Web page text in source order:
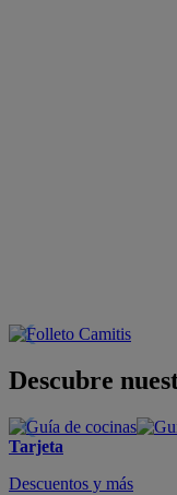
Descubre
Tarjeta
Descuentos y más